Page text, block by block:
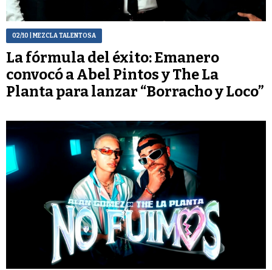
02/10 | MEZCLA TALENTOSA
La fórmula del éxito: Emanero
convocó a Abel Pintos y The La
Planta para lanzar “Borracho y Loco”